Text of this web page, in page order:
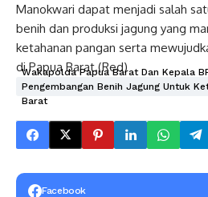
Manokwari dapat menjadi salah
benih dan produksi jagung yang
ketahanan pangan serta
di Papua Barat.(Red)
Wakapolda Papua Barat Dan Kepala
Pengembangan Benih Jagung Untuk
Barat
Facebook